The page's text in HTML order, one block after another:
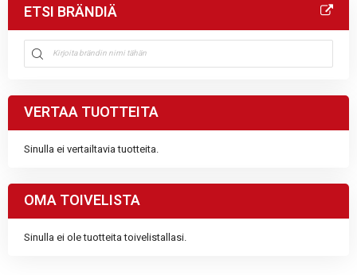
ETSI BRÄNDIÄ
VERTAA TUOTTEITA
Sinulla ei vertailtavia tuotteita.
OMA TOIVELISTA
Sinulla ei ole tuotteita toivelistallasi.